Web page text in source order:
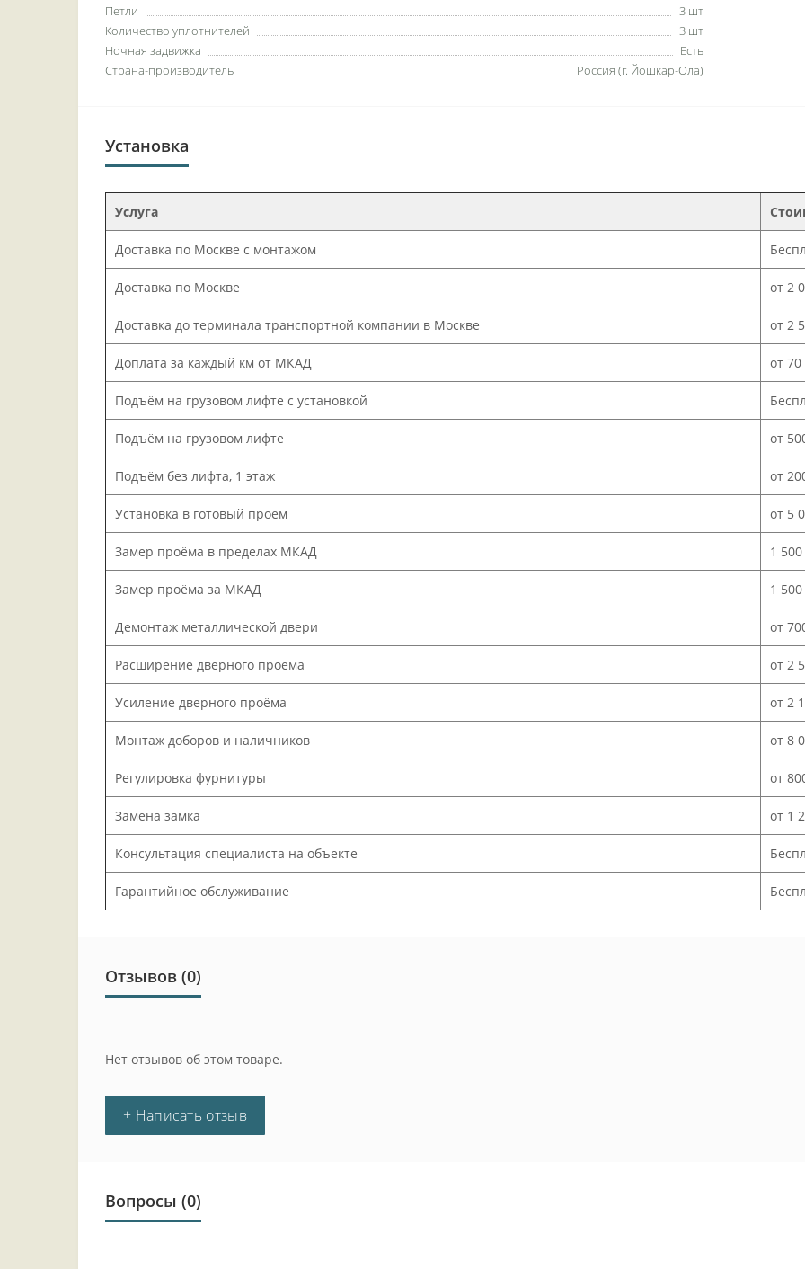
Петли
3 шт
Количество уплотнителей
3 шт
Ночная задвижка
Есть
Страна-производитель
Россия (г. Йошкар-Ола)
Установка
Услуга
Доставка по Москве с монтажом
Доставка по Москве от 2
Доставка до терминала транспортной компании в Москве от 2
Доплата за каждый км от МКАД от
Подъём на грузовом лифте с установкой
Подъём на грузовом лифте от
Подъём без лифта, 1 этаж от
Установка в готовый проём от 5
Замер проёма в пределах МКАД 1
Замер проёма за МКАД 1
Демонтаж металлической двери от
Расширение дверного проёма от 2
Усиление дверного проёма от 2
Монтаж доборов и наличников от 8
Регулировка фурнитуры от
Замена замка от 1
Консультация специалиста на объекте
Гарантийное обслуживание
Отзывов (0)
Нет отзывов об этом товаре.
+ Написать отзыв
Вопросы (0)